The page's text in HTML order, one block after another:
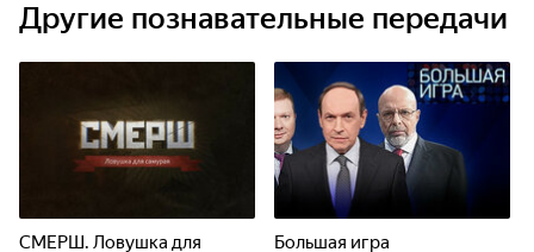
Другие познавательные передачи
СМЕРШ. Ловушка для Большая игра